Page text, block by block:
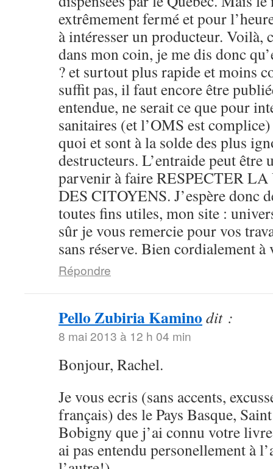
extrêmement fermé et pour
à intéresser un producteur. Voilà,
dans mon coin, je me dis donc
? et surtout plus rapide et moins
suffit pas, il faut encore être
entendue, ne serait ce que pour
sanitaires (et l’OMS est
quoi et sont à la solde des plus
destructeurs. L’entraide peut être
parvenir à faire RESPECTER
DES CITOYENS. J’espère donc
toutes fins utiles, mon site :
sûr je vous remercie pour vos
sans réserve. Bien cordialement à
Répondre
Pello Zubiria Kamino dit :
8 mai 2013 à 12 h 04 min
Bonjour, Rachel.
Je vous ecris (sans accents,
français) des le Pays Basque,
Bobigny que j’ai connu votre
ai pas entendu personellement à